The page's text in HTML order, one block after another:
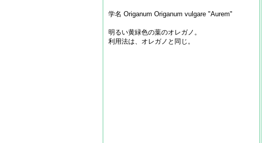
学名 Origanum Origanum vulgare "Aurem"
明るい黄緑色の葉のオレガノ。
利用法は、オレガノと同じ。